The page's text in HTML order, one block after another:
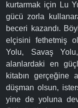
kurtarmak için Lu
gücü zorla
beceri kazandı.
elçisini fethetmiş
Yolu, Savaş
alanlardaki en
kitabın gerçeğine
düşman olsun,
yine de yoluna